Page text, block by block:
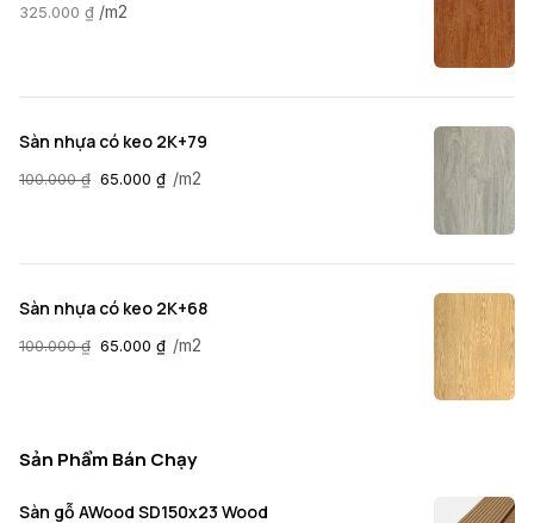
325.000 ₫ /m2
Sàn nhựa có keo 2K+79
100.000₫ 65.000 ₫ /m2
Sàn nhựa có keo 2K+68
100.000₫ 65.000 ₫ /m2
Sản Phẩm Bán Chạy
Sàn gỗ AWood SD150x23 Wood